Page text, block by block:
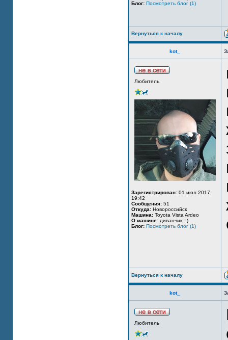
Блог: Посмотреть блог (1)
Вернуться к началу
kot_
Любитель
Зарегистрирован: 01 июл 2017,
19:42
Сообщения: 51
Откуда: Новороссийск
Машина: Toyota Vista Ardeo
О машине: диванчик =)
Блог: Посмотреть блог (1)
Вернуться к началу
kot_
Любитель